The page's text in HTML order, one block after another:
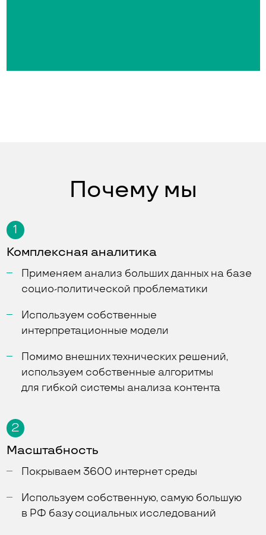
Почему мы
1
Комплексная аналитика
Применяем анализ больших данных на базе
социо-политической проблематики
Используем собственные
интерпретационные модели
Помимо внешних технических решений,
используем собственные алгоритмы
для гибкой системы анализа контента
2
Масштабность
Покрываем 3600 интернет среды
Используем собственную, самую большую
в РФ базу социальных исследований